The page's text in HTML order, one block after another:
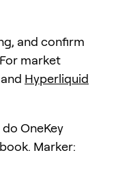
and confirm
market
and Hyperliquid
OneKey
Marker: